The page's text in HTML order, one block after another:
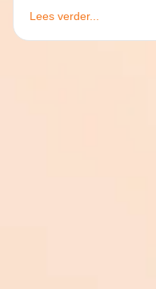
Lees verder...